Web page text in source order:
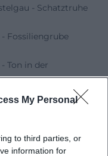
My Personal
to third parties, or
information for
- Schatztruhe
Fossiliengrube
Ton in der
Website
Böhmen mit